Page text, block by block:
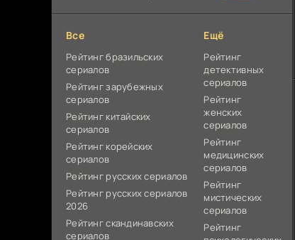
Все
Рейтинг бразильских
сериалов
Рейтинг зарубежных
сериалов
Рейтинг китайских
сериалов
Рейтинг корейских
сериалов
Рейтинг русских сериалов
Рейтинг русских сериалов
2026
Рейтинг скандинавских
сериалов
Ещё
Рейтинг
детективных
сериалов
Рейтинг
женских
сериалов
Рейтинг
медицинских
сериалов
Рейтинг
мистических
сериалов
Рейтинг